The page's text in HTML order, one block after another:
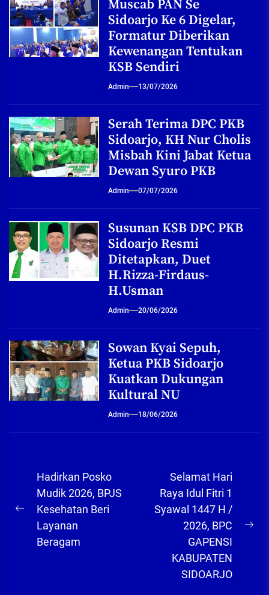
Muscab PAN Se
Sidoarjo Ke 6 Digelar,
Formatur Diberikan
Kewenangan Tentukan
KSB Sendiri
Admin 13/07/2026
Serah Terima DPC PKB
Sidoarjo, KH Nur Cholis
Misbah Kini Jabat Ketua
Dewan Syuro PKB
Admin 07/07/2026
Susunan KSB DPC PKB
Sidoarjo Resmi
Ditetapkan, Duet
H.Rizza-Firdaus-
H.Usman
Admin 20/06/2026
Sowan Kyai Sepuh,
Ketua PKB Sidoarjo
Kuatkan Dukungan
Kultural NU
Admin 18/06/2026
Navigasi
pos
Previous
post:
Hadirkan Posko
Mudik 2026, BPJS
Kesehatan Beri
Layanan
Beragam
Selamat Hari
Raya Idul Fitri 1
Syawal 1447 H /
2026, BPC
GAPENSI
KABUPATEN
SIDOARJO